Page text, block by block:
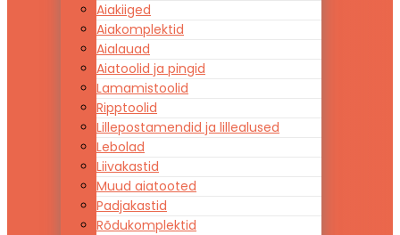
Aiakiiged
Aiakomplektid
Aialauad
Aiatoolid ja pingid
Lamamistoolid
Ripptoolid
Lillepostamendid ja lillealused
Lebolad
Liivakastid
Muud aiatooted
Padjakastid
Rõdukomplektid